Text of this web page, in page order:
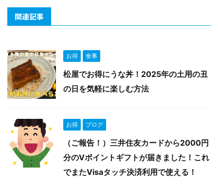
関連記事
お得 食事
松屋でお得にうな丼！2025年の土用の丑
の日を気軽に楽しむ方法
お得 ブログ
（ご報告！）三井住友カードから2000円
分のVポイントギフトが届きました！これ
でまたVisaタッチ決済利用で使える！